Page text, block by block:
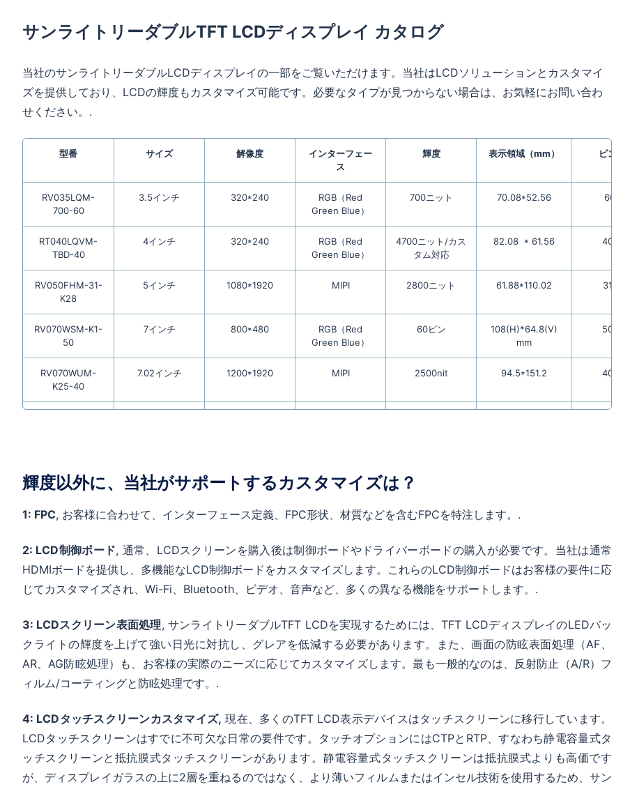
サンライトリーダブルTFT LCDディスプレイ カタログ
当社のサンライトリーダブルLCDディスプレイの一部をご覧いただけます。当社はLCDソリューションとカスタマイ
ズを提供しており、LCDの輝度もカスタマイズ可能です。必要なタイプが見つからない場合は、お気軽にお問い合わ
せください。.
型番 サイズ 解像度
インターフェー
ス
輝度 表示領域（mm） ピン接続
RV035LQM-
700-60
3.5インチ 320*240
RGB（Red
Green Blue）
700ニット 70.08*52.56 60pin
RT040LQVM-
TBD-40
4インチ 320*240
RGB（Red
Green Blue）
4700ニット/カス
タム対応
82.08 * 61.56 40ピン
RV050FHM-31-
K28
5インチ 1080*1920 MIPI 2800ニット 61.88*110.02 31ピン
RV070WSM-K1-
50
7インチ 800*480
RGB（Red
Green Blue）
60ピン
108(H)*64.8(V)
mm
50ピン
RV070WUM-
K25-40
7.02インチ 1200*1920 MIPI 2500nit 94.5*151.2 40ピン
720-50
Green Blue）
K12-20
Voltage
Signaling）
RV123Z7M-700-
50
12.3インチ 1920*720
LVDS（Low
Voltage
700ニット 292.032*109.512 50ピン
RV036YHM-
1000-40
3.6インチ 丸型 544*506
RGB（Red
Green Blue）
60ピン 89.76*80.79 40ピン
RV040YGM-
4インチ 丸型
RV043FHM-
K10-60
4.3インチ 1920*1080
LVDS（Low
Voltage
Differential
Signaling）
60ピン 100.8*56.7 60pin
輝度以外に、当社がサポートするカスタマイズは？
1: FPC, お客様に合わせて、インターフェース定義、FPC形状、材質などを含むFPCを特注します。.
2: LCD制御ボード, 通常、LCDスクリーンを購入後は制御ボードやドライバーボードの購入が必要です。当社は通常
HDMIボードを提供し、多機能なLCD制御ボードをカスタマイズします。これらのLCD制御ボードはお客様の要件に応
じてカスタマイズされ、Wi-Fi、Bluetooth、ビデオ、音声など、多くの異なる機能をサポートします。.
3: LCDスクリーン表面処理, サンライトリーダブルTFT LCDを実現するためには、TFT LCDディスプレイのLEDバッ
クライトの輝度を上げて強い日光に対抗し、グレアを低減する必要があります。また、画面の防眩表面処理（AF、
AR、AG防眩処理）も、お客様の実際のニーズに応じてカスタマイズします。最も一般的なのは、反射防止（A/R）フ
ィルム/コーティングと防眩処理です。.
4: LCDタッチスクリーンカスタマイズ, 現在、多くのTFT LCD表示デバイスはタッチスクリーンに移行しています。
LCDタッチスクリーンはすでに不可欠な日常の要件です。タッチオプションにはCTPとRTP、すなわち静電容量式タ
ッチスクリーンと抵抗膜式タッチスクリーンがあります。静電容量式タッチスクリーンは抵抗膜式よりも高価です
が、ディスプレイガラスの上に2層を重ねるのではなく、より薄いフィルムまたはインセル技術を使用するため、サン